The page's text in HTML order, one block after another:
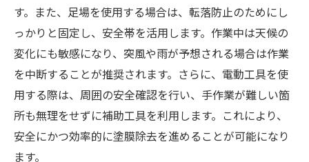
す。また、足場を使用する場合は、転落防止のためにし
っかりと固定し、安全帯を活用します。作業中は天候の
変化にも敏感になり、突風や雨が予想される場合は作業
を中断することが推奨されます。さらに、電動工具を使
用する際は、周囲の安全確認を行い、手作業が難しい箇
所も無理をせずに補助工具を利用します。これにより、
安全にかつ効率的に塗膜除去を進めることが可能になり
ます。